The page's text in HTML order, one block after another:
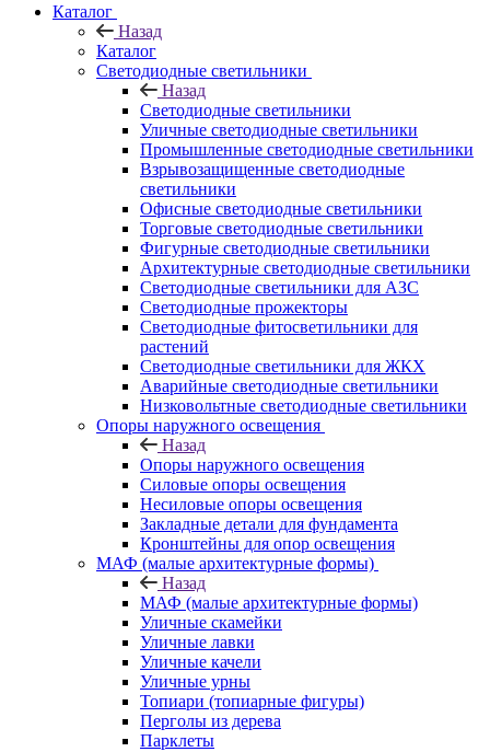
Каталог
Назад
Каталог
Светодиодные светильники
Назад
Светодиодные светильники
Уличные светодиодные светильники
Промышленные светодиодные светильники
Взрывозащищенные светодиодные
светильники
Офисные светодиодные светильники
Торговые светодиодные светильники
Фигурные светодиодные светильники
Архитектурные светодиодные светильники
Светодиодные светильники для АЗС
Светодиодные прожекторы
Светодиодные фитосветильники для
растений
Светодиодные светильники для ЖКХ
Аварийные светодиодные светильники
Низковольтные светодиодные светильники
Опоры наружного освещения
Назад
Опоры наружного освещения
Силовые опоры освещения
Несиловые опоры освещения
Закладные детали для фундамента
Кронштейны для опор освещения
МАФ (малые архитектурные формы)
Назад
МАФ (малые архитектурные формы)
Уличные скамейки
Уличные лавки
Уличные качели
Уличные урны
Топиари (топиарные фигуры)
Перголы из дерева
Парклеты